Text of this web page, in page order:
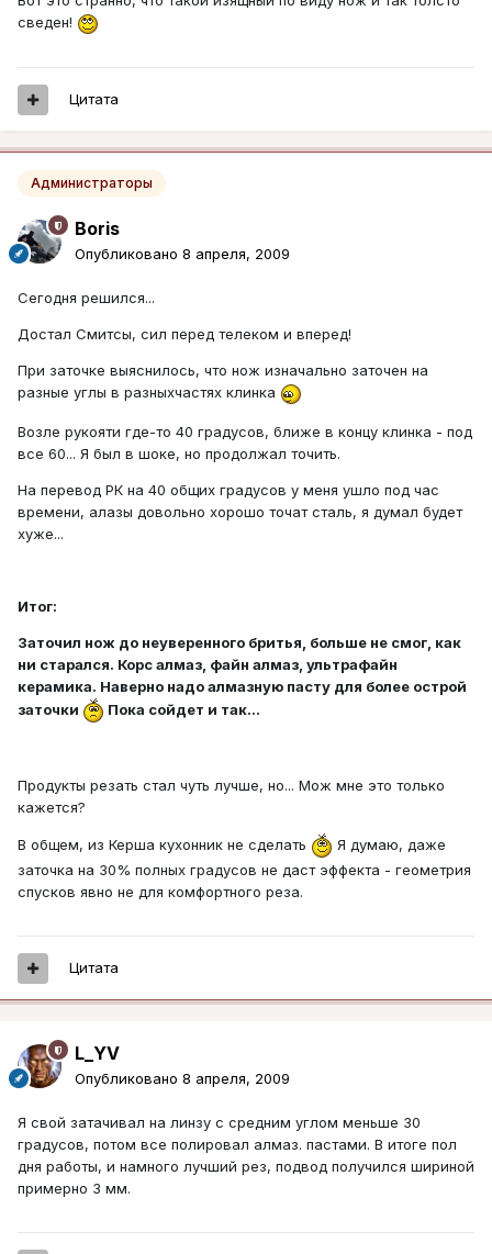
сведен!
Цитата
Администраторы
Boris
Опубликовано 8 апреля, 2009
Сегодня решился...
Достал Смитсы, сил перед телеком и вперед!
При заточке выяснилось, что нож изначально заточен на
разные углы в разныхчастях клинка
Возле рукояти где-то 40 градусов, ближе в концу клинка - под
все 60... Я был в шоке, но продолжал точить.
На перевод РК на 40 общих градусов у меня ушло под час
времени, алазы довольно хорошо точат сталь, я думал будет
хуже...
Итог:
Заточил нож до неуверенного бритья, больше не смог, как
ни старался. Корс алмаз, файн алмаз, ультрафайн
керамика. Наверно надо алмазную пасту для более острой
заточки
Пока сойдет и так...
Продукты резать стал чуть лучше, но... Мож мне это только
кажется?
В общем, из Керша кухонник не сделать
Я думаю, даже
заточка на 30% полных градусов не даст эффекта - геометрия
спусков явно не для комфортного реза.
Цитата
L_YV
Опубликовано 8 апреля, 2009
Я свой затачивал на линзу с средним углом меньше 30
градусов, потом все полировал алмаз. пастами. В итоге пол
дня работы, и намного лучший рез, подвод получился шириной
примерно 3 мм.